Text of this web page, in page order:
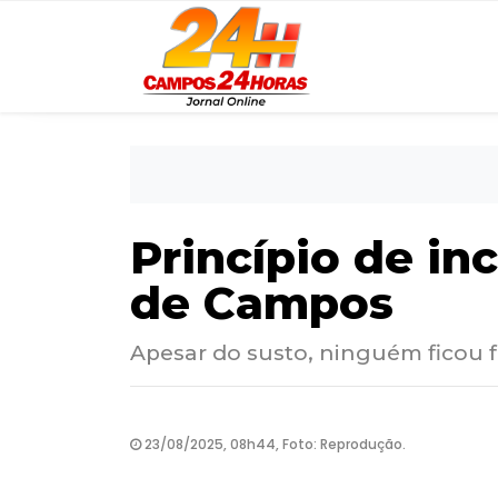
Princípio de
de Campos
Apesar do susto, ninguém ficou
23/08/2025, 08h44, Foto: Reprodução.